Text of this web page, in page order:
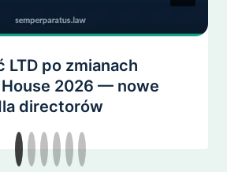
LTD po zmianach
2026 — nowe
directorów